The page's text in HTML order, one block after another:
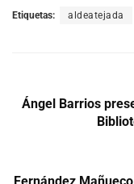
Etiquetas: aldeatejada
Ángel Barrios